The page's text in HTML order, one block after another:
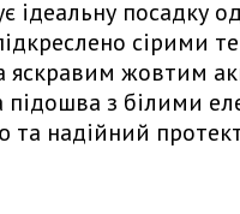
ідеальну посадку
сірими
яскравим жовтим
підошва з білими
та надійний